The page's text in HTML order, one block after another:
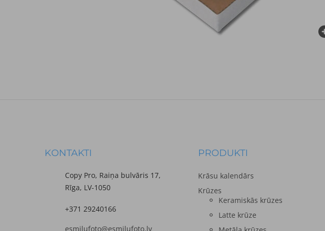
KONTAKTI
Copy Pro, Raiņa bulvāris 17,
Rīga, LV-1050
+371 29240166
esmilufoto@esmilufoto.lv
PRODUKTI
Krāsu kalendārs
Krūzes
Keramiskās krūzes
Latte krūze